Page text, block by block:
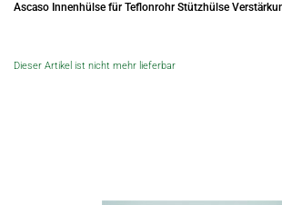
Ascaso Innenhülse für Teflonrohr Stützhülse
Dieser Artikel ist nicht mehr lieferbar